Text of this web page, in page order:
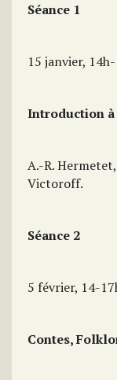
Séance 1
15 janvier,
Introduction
A.-R.
Victoroff.
Séance 2
5 février, 14-
Contes,